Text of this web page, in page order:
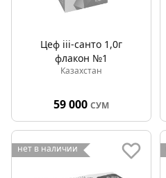
Цеф iii-санто 1,0г
флакон №1
Казахстан
59 000 СУМ
нет в наличии